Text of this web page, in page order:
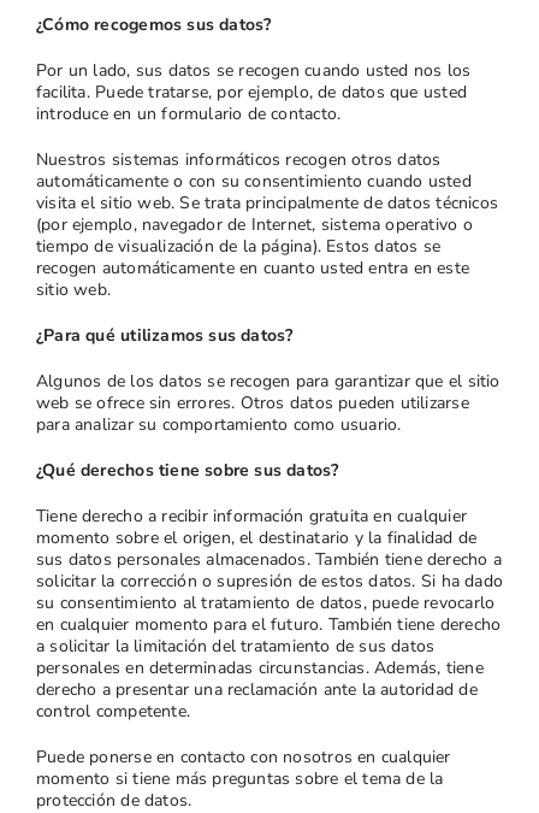
¿Cómo recogemos sus datos?
Por un lado, sus datos se recogen cuando usted nos los
facilita. Puede tratarse, por ejemplo, de datos que usted
introduce en un formulario de contacto.
Nuestros sistemas informáticos recogen otros datos
automáticamente o con su consentimiento cuando usted
visita el sitio web. Se trata principalmente de datos técnicos
(por ejemplo, navegador de Internet, sistema operativo o
tiempo de visualización de la página). Estos datos se
recogen automáticamente en cuanto usted entra en este
sitio web.
¿Para qué utilizamos sus datos?
Algunos de los datos se recogen para garantizar que el sitio
web se ofrece sin errores. Otros datos pueden utilizarse
para analizar su comportamiento como usuario.
¿Qué derechos tiene sobre sus datos?
Tiene derecho a recibir información gratuita en cualquier
momento sobre el origen, el destinatario y la finalidad de
sus datos personales almacenados. También tiene derecho a
solicitar la corrección o supresión de estos datos. Si ha dado
su consentimiento al tratamiento de datos, puede revocarlo
en cualquier momento para el futuro. También tiene derecho
a solicitar la limitación del tratamiento de sus datos
personales en determinadas circunstancias. Además, tiene
derecho a presentar una reclamación ante la autoridad de
control competente.
Puede ponerse en contacto con nosotros en cualquier
momento si tiene más preguntas sobre el tema de la
protección de datos.